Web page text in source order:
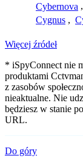
Cybernova ,
Cygnus ,
Więcej źródeł
* iSpyConnect nie
produktami
z zasobów
nieaktualne. Nie
będziesz w stanie
URL.
Do góry